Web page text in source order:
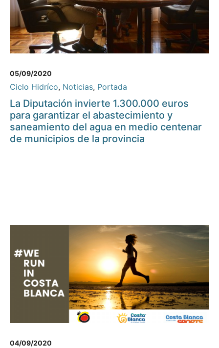
05/09/2020
Ciclo Hidríco, Noticias, Portada
La Diputación invierte 1.300.000 euros
para garantizar el abastecimiento y
saneamiento del agua en medio centenar
de municipios de la provincia
04/09/2020